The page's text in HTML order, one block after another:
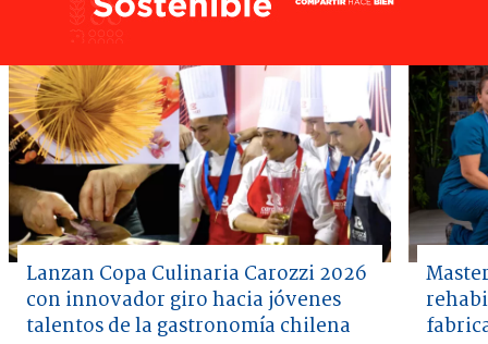
Lanzan Copa Culinaria Carozzi 2026
con innovador giro hacia jóvenes
talentos de la gastronomía chilena